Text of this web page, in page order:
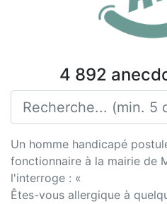
4 892
Un homme handicapé
fonctionnaire à la mairie de
l'interroge : «
Êtes-vous allergique à